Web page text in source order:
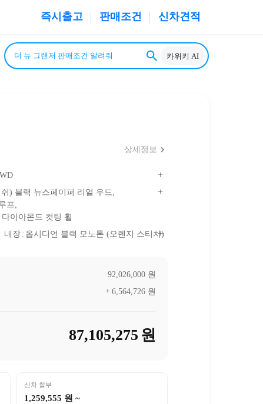
즉시출고 판매조건 신차견적
카위키 AI
상세정보
) 블랙 뉴스페이퍼 리얼 우드
프
이아몬드 컷팅 휠
내장 옵시디언 블랙 모노톤 (오렌지 스티치)
92,026,000 원
6,564,726 원
87,105,275 원
신차 할부
1,259,555 원 ~